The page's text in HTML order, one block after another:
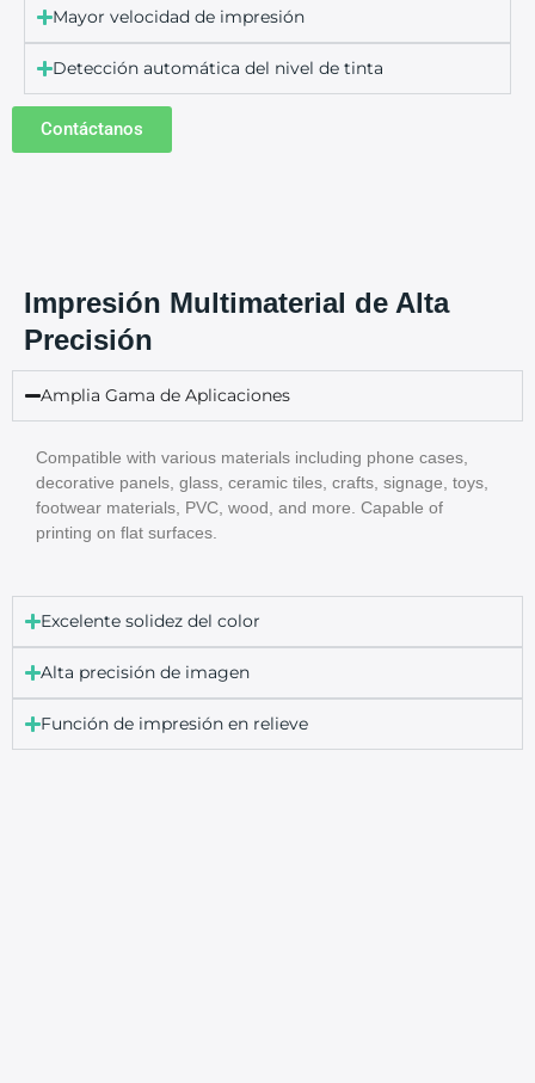
Mayor velocidad de impresión
Detección automática del nivel de tinta
Contáctanos
Impresión Multimaterial de Alta
Precisión
Amplia Gama de Aplicaciones
Compatible with various materials including phone cases,
decorative panels, glass, ceramic tiles, crafts, signage, toys,
footwear materials, PVC, wood, and more. Capable of
printing on flat surfaces.
Excelente solidez del color
Alta precisión de imagen
Función de impresión en relieve